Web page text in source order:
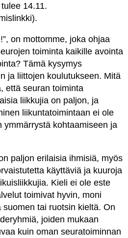
14.11.
on mottomme, joka ohjaa
toiminta kaikille avointa
Tämä kysymys
ja liittojen koulutukseen. Mitä
että seuran toiminta
liikkujia on paljon, ja
liikuntatoimintaan ei ole
ymmärrystä kohtaamiseen ja
paljon erilaisia ihmisiä, myös
käyttäviä ja kuuroja
Kieli ei ole este
toimivat hyvin, moni
tai ruotsin kieltä. On
joiden mukaan
kuin oman seuratoiminnan